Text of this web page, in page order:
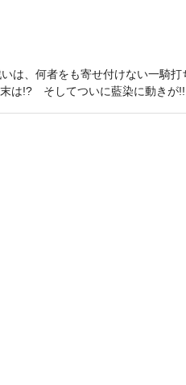
は、何者をも寄せ付けない一騎
は!? そしてついに藍染に動きが!!